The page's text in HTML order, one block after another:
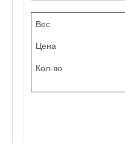
Вес
Цена
Кол-во